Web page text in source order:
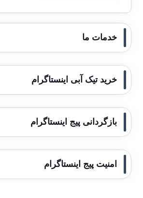
خدمات ما
خرید تیک آبی اینستاگرام
بازگردانی پیج اینستاگرام
امنیت پیج اینستاگرام